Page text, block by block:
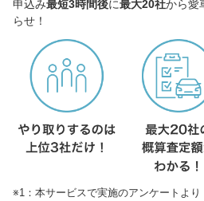
申込み最短3時間後に最大20社から愛
らせ！
※1：本サービスで実施のアンケートよ